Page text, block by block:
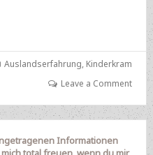
Auslandserfahrung, Kinderkram
Leave a Comment
Informationen